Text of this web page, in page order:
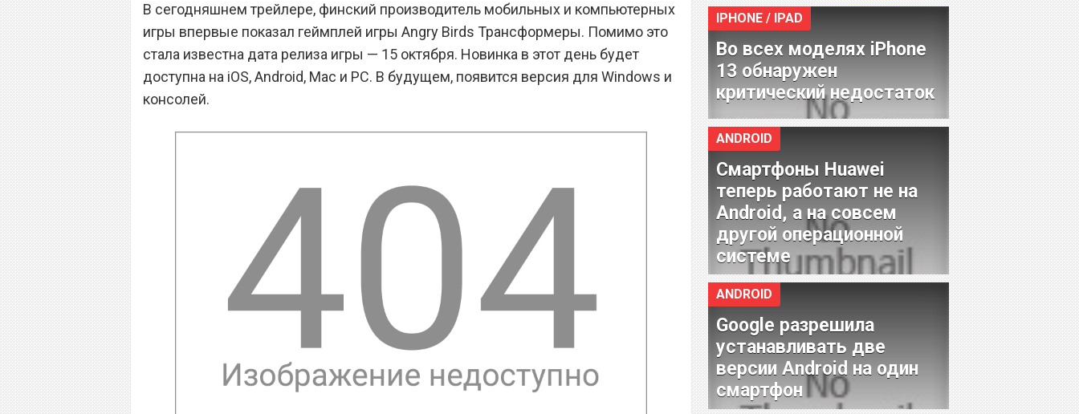
В сегодняшнем трейлере, финский производитель мобильных и компьютерных
игры впервые показал геймплей игры Angry Birds Трансформеры. Помимо это
стала известна дата релиза игры — 15 октября. Новинка в этот день будет
доступна на iOS, Android, Mac и PC. В будущем, появится версия для Windows и
консолей.
IPHONE / IPAD
Во всех моделях iPhone
13 обнаружен
критический недостаток
ANDROID
Смартфоны Huawei
теперь работают не на
Android, а на совсем
другой операционной
системе
ANDROID
Google разрешила
устанавливать две
версии Android на один
смартфон